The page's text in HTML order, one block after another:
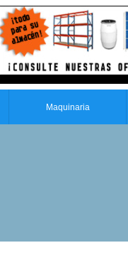
Maquinaria